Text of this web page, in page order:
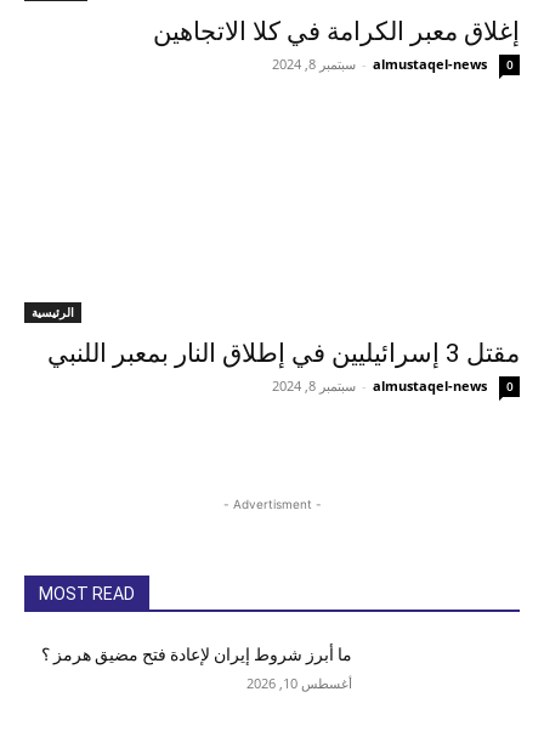
إغلاق معبر الكرامة في كلا الاتجاهين
almustaqel-news
- سبتمبر 8, 2024 0
الرئيسية
مقتل 3 إسرائيليين في إطلاق النار بمعبر اللنبي
almustaqel-news
- سبتمبر 8, 2024 0
- Advertisment -
MOST READ
ما أبرز شروط إيران لإعادة فتح مضيق هرمز ؟
أغسطس 10, 2026